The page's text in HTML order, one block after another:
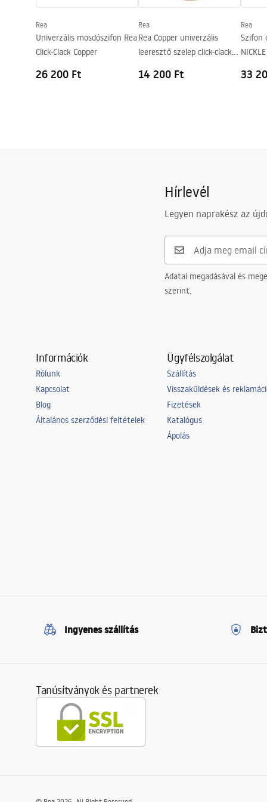
Csaptelep szerelési lyuk
Nem
Túlfolyónyílás
Rea
Univerzális mosdószifon Rea
Click-Clack Copper
26 200 Ft
Rea
Rea Copper univerzális
leeresztő szelep click-clack
14 200 Ft
Rea
Szifon
33
Hírlevél
Legyen naprakész az
Adatai megadásával és
szerint.
Információk
Rólunk
Kapcsolat
Blog
Általános szerződési feltételek
Ügyfélszolgálat
Szállítás
Visszaküldések és
Fizetések
Katalógus
Ápolás
Ingyenes szállítás
Tanúsítványok és partnerek